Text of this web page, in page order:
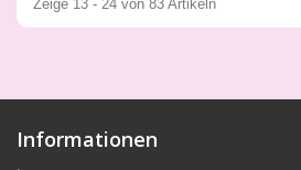
Zeige 13 - 24 von 83 Artikeln
Informationen